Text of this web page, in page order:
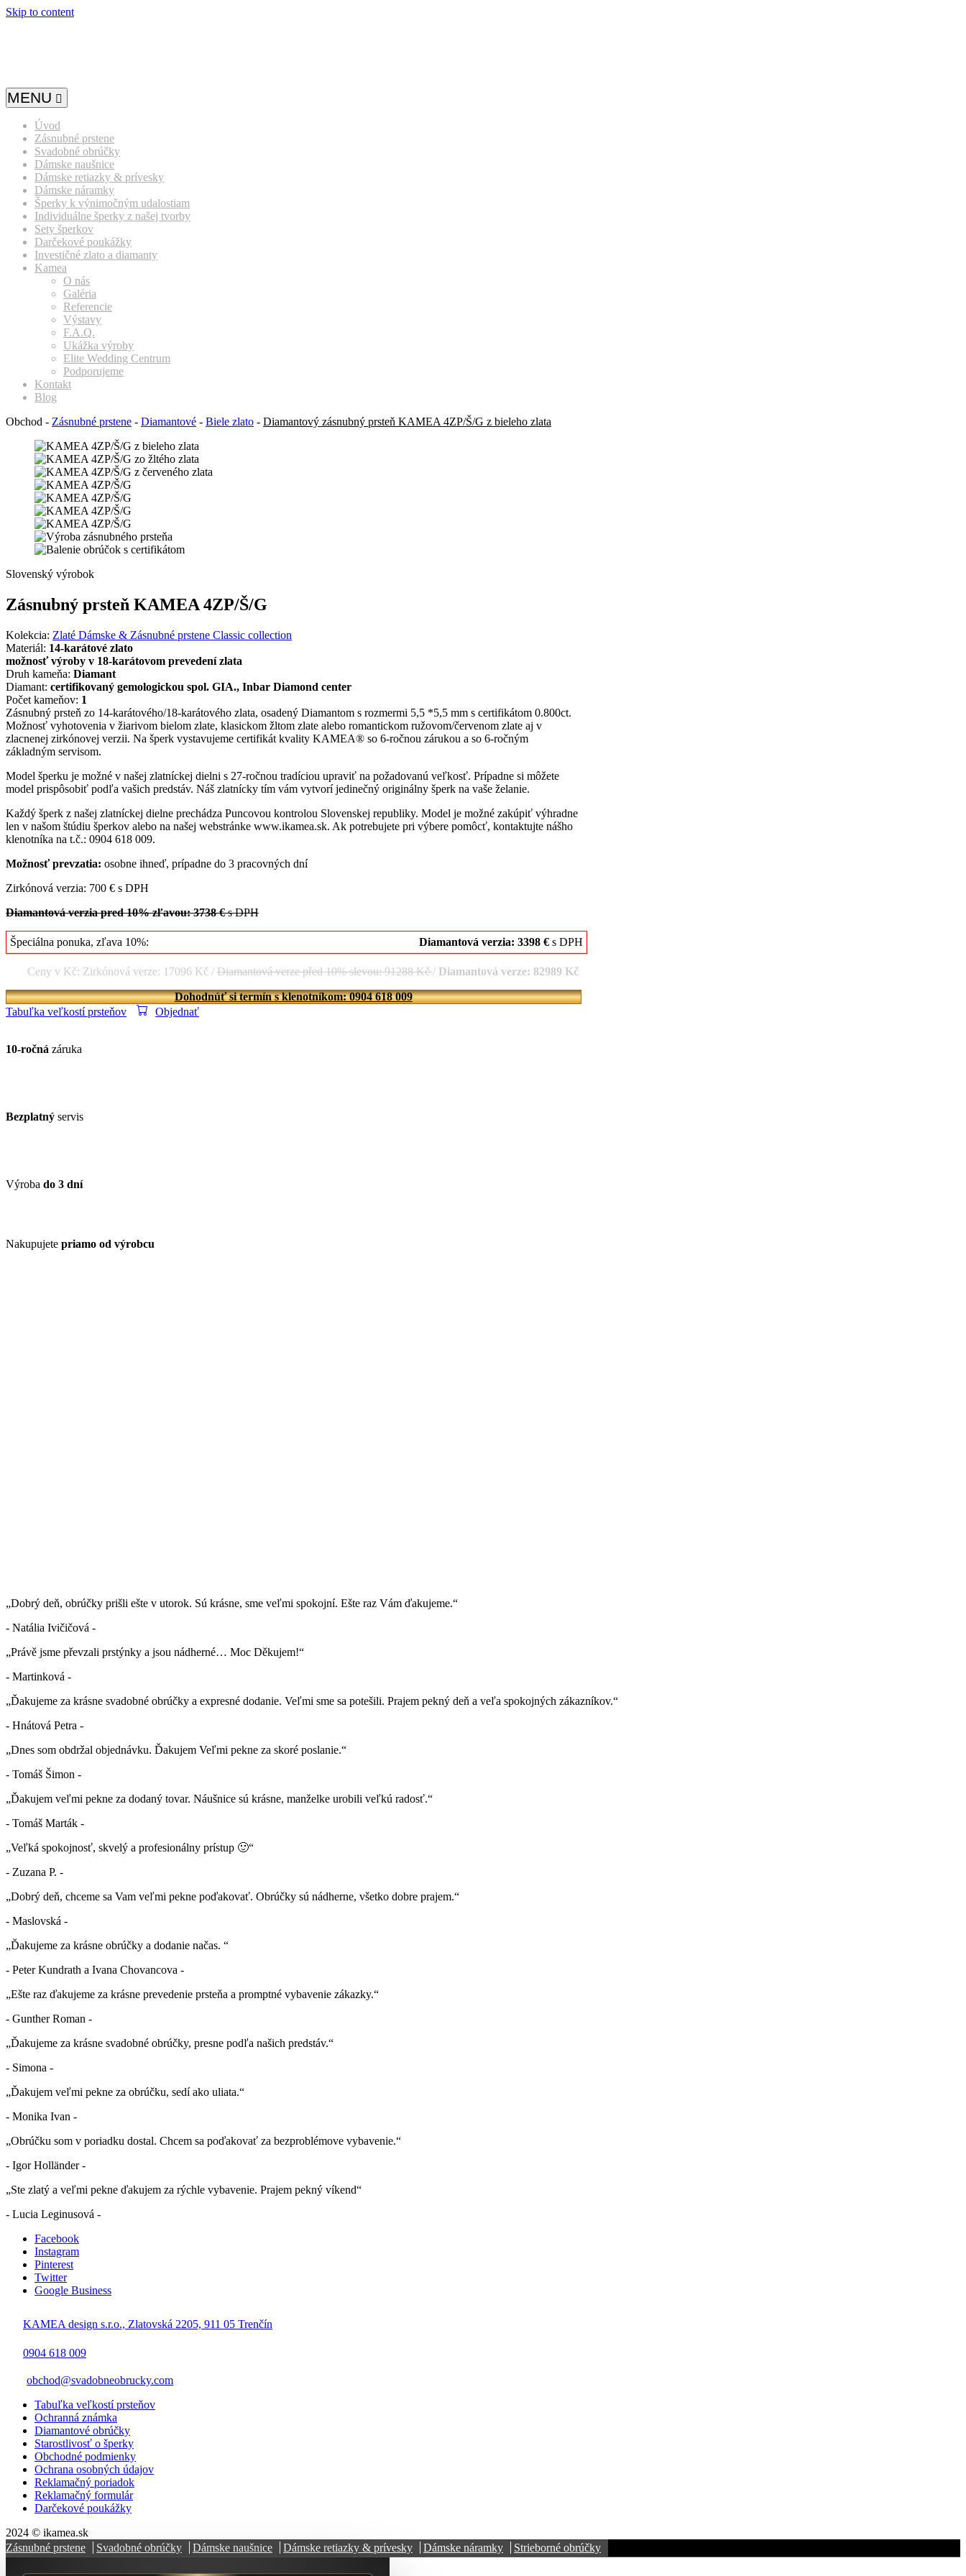
Skip to content
MENU
Úvod
Zásnubné prstene
Svadobné obrúčky
Dámske naušnice
Dámske retiazky & prívesky
Dámske náramky
Šperky k výnimočným udalostiam
Individuálne šperky z našej tvorby
Sety šperkov
Darčekové poukážky
Investičné zlato a diamanty
Kamea
O nás
Galéria
Referencie
Výstavy
F.A.Q.
Ukážka výroby
Elite Wedding Centrum
Podporujeme
Kontakt
Blog
Obchod - Zásnubné prstene - Diamantové - Biele zlato - Diamantový zásnubný prsteň KAMEA 4ZP/Š/G z bieleho zlata
Slovenský výrobok
Zásnubný prsteň KAMEA 4ZP/Š/G
Kolekcia: Zlaté Dámske & Zásnubné prstene Classic collection
Materiál: 14-karátové zlato
možnosť výroby v 18-karátovom prevedení zlata
Druh kameňa: Diamant
Diamant: certifikovaný gemologickou spol. GIA., Inbar Diamond center
Počet kameňov: 1
Zásnubný prsteň zo 14-karátového/18-karátového zlata, osadený Diamantom s rozmermi 5,5 *5,5 mm s certifikátom 0.800ct.
Možnosť vyhotovenia v žiarivom bielom zlate, klasickom žltom zlate alebo romantickom ružovom/červenom zlate aj v
zlacnenej zirkónovej verzii. Na šperk vystavujeme certifikát kvality KAMEA® so 6-ročnou zárukou a so 6-ročným
základným servisom.
Model šperku je možné v našej zlatníckej dielni s 27-ročnou tradíciou upraviť na požadovanú veľkosť. Prípadne si môžete
model prispôsobiť podľa vašich predstáv. Náš zlatnícky tím vám vytvorí jedinečný originálny šperk na vaše želanie.
Každý šperk z našej zlatníckej dielne prechádza Puncovou kontrolou Slovenskej republiky. Model je možné zakúpiť výhradne
len v našom štúdiu šperkov alebo na našej webstránke www.ikamea.sk. Ak potrebujete pri výbere pomôcť, kontaktujte nášho
klenotníka na t.č.: 0904 618 009.
Možnosť prevzatia: osobne ihneď, prípadne do 3 pracovných dní
Zirkónová verzia: 700 € s DPH
Diamantová verzia pred 10% zľavou: 3738 €s DPH
Špeciálna ponuka, zľava 10%: Diamantová verzia: 3398 €s DPH
Ceny v Kč: Zirkónová verze: 17096 Kč / Diamantová verze před 10% slevou: 91288 Kč/ Diamantová verze: 82989 Kč
Dohodnúť si termín s klenotníkom: 0904 618 009
Tabuľka veľkostí prsteňov
Objednať
10-ročná záruka
Bezplatný servis
Výroba do 3 dní
Nakupujete priamo od výrobcu
„Dobrý deň, obrúčky prišli ešte v utorok. Sú krásne, sme veľmi spokojní. Ešte raz Vám ďakujeme.“
- Natália Ivičičová -
„Právě jsme převzali prstýnky a jsou nádherné… Moc Děkujem!“
- Martinková -
„Ďakujeme za krásne svadobné obrúčky a expresné dodanie. Veľmi sme sa potešili. Prajem pekný deň a veľa spokojných zákazníkov.“
- Hnátová Petra -
„Dnes som obdržal objednávku. Ďakujem Veľmi pekne za skoré poslanie.“
- Tomáš Šimon -
„Ďakujem veľmi pekne za dodaný tovar. Náušnice sú krásne, manželke urobili veľkú radosť.“
- Tomáš Marták -
„Veľká spokojnosť, skvelý a profesionálny prístup 🙂“
- Zuzana P. -
„Dobrý deň, chceme sa Vam veľmi pekne poďakovať. Obrúčky sú nádherne, všetko dobre prajem.“
- Maslovská -
„Ďakujeme za krásne obrúčky a dodanie načas. “
- Peter Kundrath a Ivana Chovancova -
„Ešte raz ďakujeme za krásne prevedenie prsteňa a promptné vybavenie zákazky.“
- Gunther Roman -
„Ďakujeme za krásne svadobné obrúčky, presne podľa našich predstáv.“
- Simona -
„Ďakujem veľmi pekne za obrúčku, sedí ako uliata.“
- Monika Ivan -
„Obrúčku som v poriadku dostal. Chcem sa poďakovať za bezproblémove vybavenie.“
- Igor Holländer -
„Ste zlatý a veľmi pekne ďakujem za rýchle vybavenie. Prajem pekný víkend“
- Lucia Leginusová -
Facebook
Instagram
Pinterest
Twitter
Google Business
KAMEA design s.r.o., Zlatovská 2205, 911 05 Trenčín
0904 618 009
obchod@svadobneobrucky.com
Tabuľka veľkostí prsteňov
Ochranná známka
Diamantové obrúčky
Starostlivosť o šperky
Obchodné podmienky
Ochrana osobných údajov
Reklamačný poriadok
Reklamačný formulár
Darčekové poukážky
2024 © ikamea.sk
Zásnubné prstene
Svadobné obrúčky Dámske naušnice Dámske retiazky & prívesky Dámske náramky Strieborné obrúčky